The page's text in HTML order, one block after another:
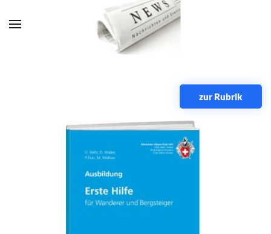
Zum Hauptinhalt springen
zur Rubrik